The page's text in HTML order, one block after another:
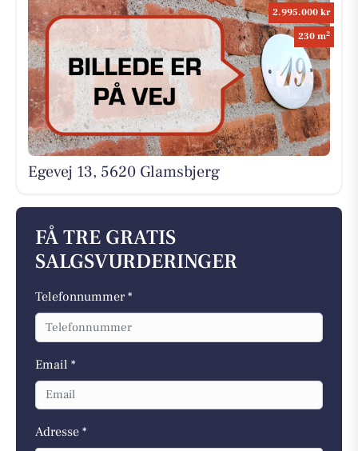
2.995.000 kr
230 m2
Egevej 13, 5620 Glamsbjerg
FÅ TRE GRATIS
SALGSVURDERINGER
Telefonnummer *
Email *
Adresse *